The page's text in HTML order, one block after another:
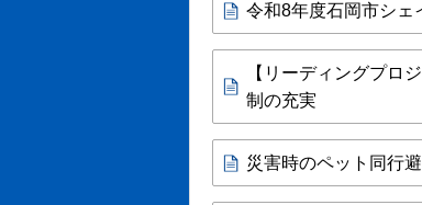
令和8年度石岡市シェ
【リーディングプロ
制の充実
災害時のペット同行